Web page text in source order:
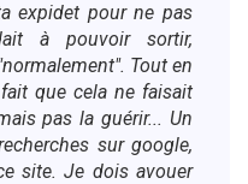
expidet pour ne pas
à pouvoir sortir,
Tout en
que cela ne faisait
pas la guérir... Un
sur google,
site. Je dois avouer